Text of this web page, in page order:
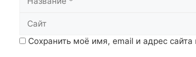
Сохранить моё имя, email и адрес